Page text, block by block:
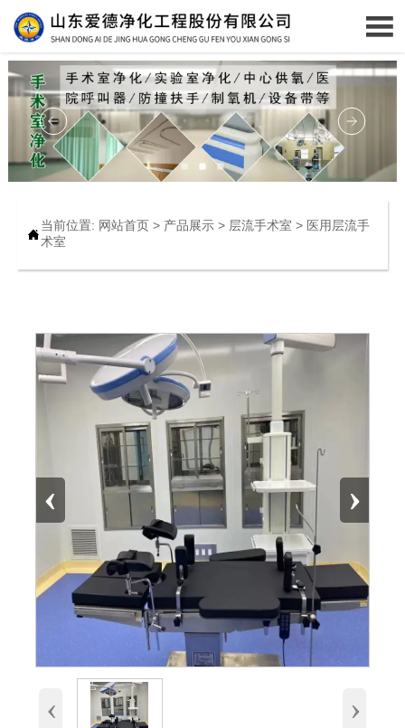


当前位置: 网站首页> 产品展示> 层流手术室 > 医用层流手
术室
‹ ›
‹ ›